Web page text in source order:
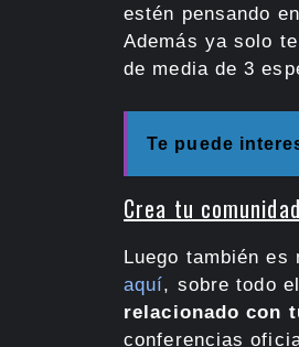
estén pensando
Además ya solo
de media de 3
Te puede
Crea tu comunidad
Luego también es
aquí, sobre todo
relacionado con
conferencias